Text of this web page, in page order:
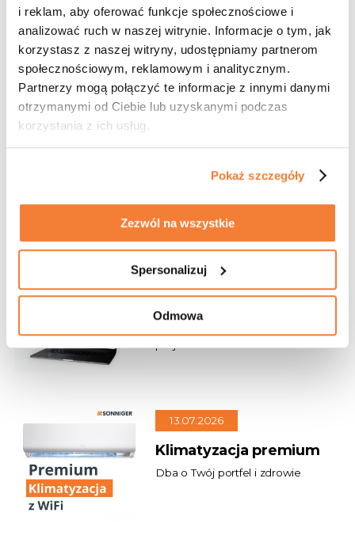
i reklam, aby oferować funkcje społecznościowe i
analizować ruch w naszej witrynie. Informacje o tym, jak
korzystasz z naszej witryny, udostępniamy partnerom
społecznościowym, reklamowym i analitycznym.
Partnerzy mogą połączyć te informacje z innymi danymi
otrzymanymi od Ciebie lub uzyskanymi podczas
korzystania z ich usług.
Pokaż szczegóły
Zezwól na wszystkie
Spersonalizuj
Odmowa
Dołącz do naszych partnerów!
27.07.2026
Szybki dobór urządzeń
i gotowa dokumentacja
Oszczędzaj czas na każdym
projekcie
13.07.2026
Klimatyzacja premium
Dba o Twój portfel i zdrowie